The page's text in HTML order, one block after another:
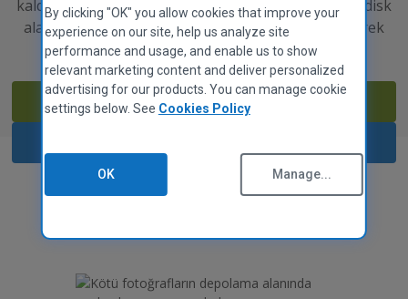
Mac için CCleaner
Gizlilik Politikası
Veri Bilgi Sayfası
Çerez Politikası
Kullanım Şartları
Tedarikçi Yönergeleri
Erişilebilirlik Politikası
Bizimle iletişime geçin
ORTAK PROGRAMI
kaldırarak Mac’inizi hızlandırmaya yardımcı olun ve disk
alanını kopya dosyalardan ve çöplerden temizleyerek
geri kazanın.
Ücretsiz İndirin
By clicking "OK" you allow cookies that improve your
experience on our site, help us analyze site
performance and usage, and enable us to show
relevant marketing content and deliver personalized
advertising for our products. You can manage cookie
settings below. See Cookies Policy
OK Manage...